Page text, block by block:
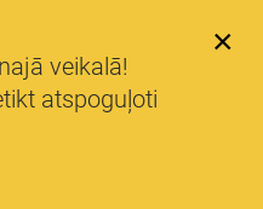
veikalā!
atspoguļoti
×